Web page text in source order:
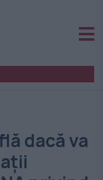
dacă va